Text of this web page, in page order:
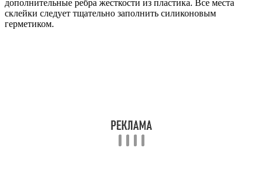
дополнительные ребра жесткости из пластика. Все места
склейки следует тщательно заполнить силиконовым
герметиком.